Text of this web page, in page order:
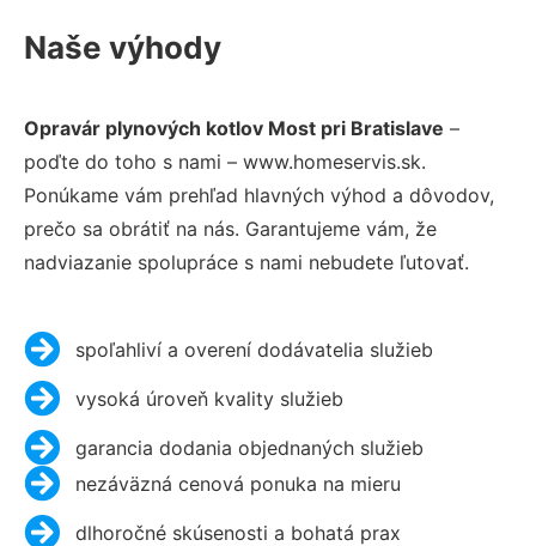
Naše výhody
Opravár plynových kotlov Most pri Bratislave –
poďte do toho s nami – www.homeservis.sk.
Ponúkame vám prehľad hlavných výhod a dôvodov,
prečo sa obrátiť na nás. Garantujeme vám, že
nadviazanie spolupráce s nami nebudete ľutovať.
spoľahliví a overení dodávatelia služieb
vysoká úroveň kvality služieb
garancia dodania objednaných služieb
nezáväzná cenová ponuka na mieru
dlhoročné skúsenosti a bohatá prax